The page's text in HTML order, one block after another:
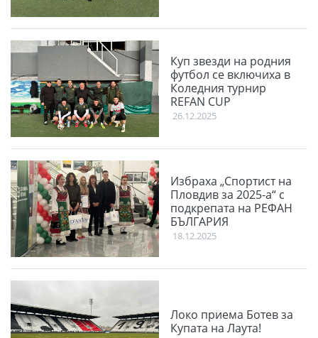
Куп звезди на родния
футбол се включиха в
Коледния турнир
REFAN CUP
26.12.2025
Избраха „Спортист на
Пловдив за 2025-а“ с
подкрепата на РЕФАН
БЪЛГАРИЯ
18.12.2025
Локо приема Ботев за
Купата на Лаута!